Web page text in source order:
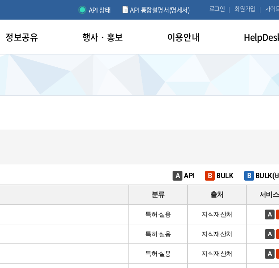
API 상태 API 통합설명서(명세서) 로그인 회원가입 사이
정보공유 행사 · 홍보 이용안내
A API B BULK B BULK(
분류 출처 서비
특허·실용 지식재산처 A
특허·실용 지식재산처 A
특허·실용 지식재산처 A